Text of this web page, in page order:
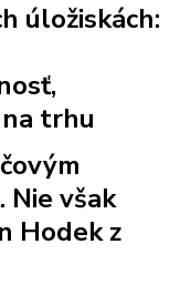
úložiskách:
trhu
Nie však
Hodek z